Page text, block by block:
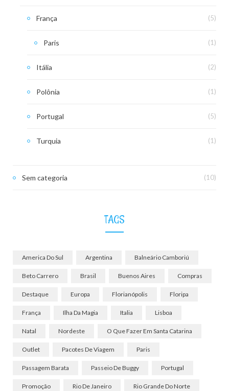
França (5)
Paris (1)
Itália (2)
Polônia (1)
Portugal (5)
Turquia (1)
Sem categoria (10)
TAGS
America Do Sul Argentina Balneário Camboriú
Beto Carrero Brasil Buenos Aires Compras
Destaque Europa Florianópolis Floripa
França Ilha Da Magia Italia Lisboa
Natal Nordeste O Que Fazer Em Santa Catarina
Outlet Pacotes De Viagem Paris
Passagem Barata Passeio De Buggy Portugal
Promoção Rio De Janeiro Rio Grande Do Norte